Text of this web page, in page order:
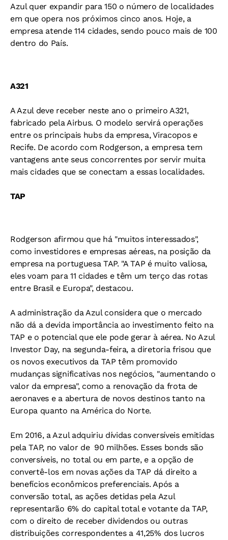
Azul quer expandir para 150 o número de localidades
em que opera nos próximos cinco anos. Hoje, a
empresa atende 114 cidades, sendo pouco mais de 100
dentro do País.
A321
A Azul deve receber neste ano o primeiro A321,
fabricado pela Airbus. O modelo servirá operações
entre os principais hubs da empresa, Viracopos e
Recife. De acordo com Rodgerson, a empresa tem
vantagens ante seus concorrentes por servir muita
mais cidades que se conectam a essas localidades.
TAP
Rodgerson afirmou que há "muitos interessados",
como investidores e empresas aéreas, na posição da
empresa na portuguesa TAP. "A TAP é muito valiosa,
eles voam para 11 cidades e têm um terço das rotas
entre Brasil e Europa", destacou.
A administração da Azul considera que o mercado
não dá a devida importância ao investimento feito na
TAP e o potencial que ele pode gerar à aérea. No Azul
Investor Day, na segunda-feira, a diretoria frisou que
os novos executivos da TAP têm promovido
mudanças significativas nos negócios, "aumentando o
valor da empresa", como a renovação da frota de
aeronaves e a abertura de novos destinos tanto na
Europa quanto na América do Norte.
Em 2016, a Azul adquiriu dívidas conversíveis emitidas
pela TAP, no valor de  90 milhões. Esses bonds são
conversíveis, no total ou em parte, e a opção de
convertê-los em novas ações da TAP dá direito a
benefícios econômicos preferenciais. Após a
conversão total, as ações detidas pela Azul
representarão 6% do capital total e votante da TAP,
com o direito de receber dividendos ou outras
distribuições correspondentes a 41,25% dos lucros